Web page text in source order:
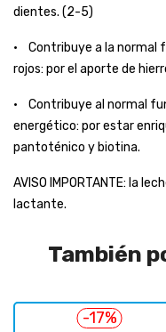
dientes. (2-5)
• Contribuye a la normal
rojos: por el aporte de
• Contribuye al normal
energético: por estar
pantoténico y biotina.
AVISO IMPORTANTE: la
lactante.
También
-17%